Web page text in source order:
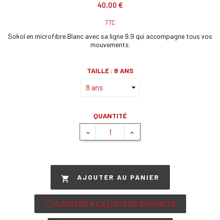
40,00 €
TTC
Sokol en microfibre Blanc avec sa ligne 9.9 qui accompagne tous vos
mouvements.
TAILLE : 8 ANS
QUANTITÉ
 AJOUTER AU PANIER
AJOUTER À LA LISTE DE SOUHAITS